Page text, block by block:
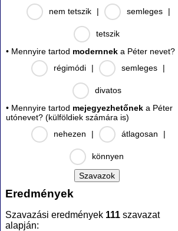
nem tetszik
| semleges |
tetszik
• Mennyire tartod modernnek a Péter nevet?
régimódi
| semleges |
divatos
• Mennyire tartod mejegyezhetőnek a Péter
utónevet? (külföldiek számára is)
nehezen
| átlagosan |
könnyen
Eredmények
Szavazási eredmények 111 szavazat
alapján: